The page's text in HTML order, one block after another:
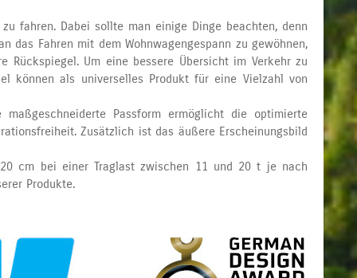
fahren. Dabei sollte man einige Dinge beachten, denn
Fahren mit dem Wohnwagengespann zu gewöhnen,
Rückspiegel. Um eine bessere Übersicht im Verkehr zu
können als universelles Produkt für eine Vielzahl von
Passform ermöglicht die optimierte
Zusätzlich ist das äußere Erscheinungsbild
cm bei einer Traglast zwischen 11 und 20 t je nach
Produkte.